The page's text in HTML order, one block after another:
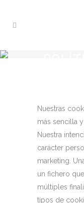
Nuestras
más sencilla
Nuestra
carácter
marketing.
un fichero
múltiples
tipos de